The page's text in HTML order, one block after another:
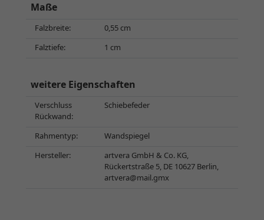
Maße
Falzbreite:
0,55 cm
Falztiefe:
1 cm
weitere Eigenschaften
Verschluss
Rückwand:
Schiebefeder
Rahmentyp:
Wandspiegel
Hersteller:
artvera GmbH & Co. KG,
Rückertstraße 5, DE 10627 Berlin,
artvera@mail.gmx